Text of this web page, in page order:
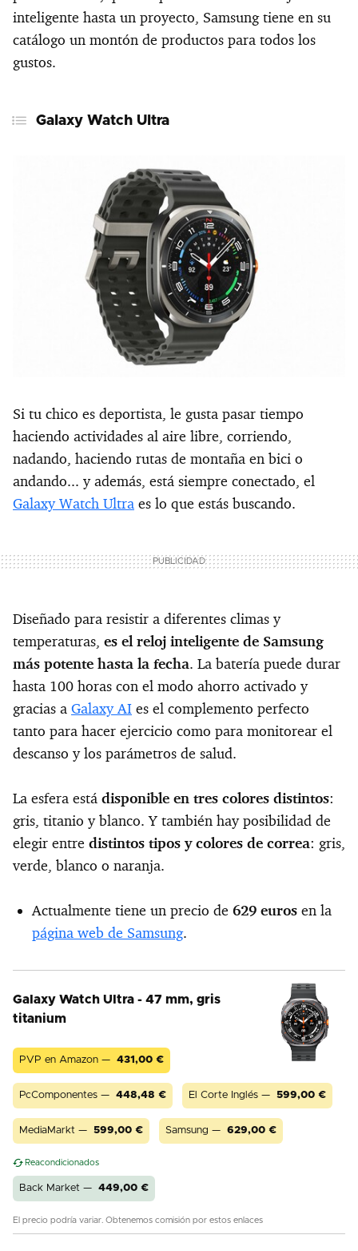
inteligente hasta un proyecto, Samsung tiene en su
catálogo un montón de productos para todos los
gustos.
Galaxy Watch Ultra
Si tu chico es deportista, le gusta pasar tiempo
haciendo actividades al aire libre, corriendo,
nadando, haciendo rutas de montaña en bici o
andando... y además, está siempre conectado, el
Galaxy Watch Ultra es lo que estás buscando.
Diseñado para resistir a diferentes climas y
temperaturas, es el reloj inteligente de Samsung
más potente hasta la fecha. La batería puede durar
hasta 100 horas con el modo ahorro activado y
gracias a Galaxy AI es el complemento perfecto
tanto para hacer ejercicio como para monitorear el
descanso y los parámetros de salud.
La esfera está disponible en tres colores distintos:
gris, titanio y blanco. Y también hay posibilidad de
elegir entre distintos tipos y colores de correa: gris,
verde, blanco o naranja.
Actualmente tiene un precio de 629 euros en la
página web de Samsung.
Galaxy Watch Ultra - 47 mm, gris
titanium
PVP en Amazon — 431,00 €
PcComponentes — 448,48 € El Corte Inglés — 599,00 €
MediaMarkt — 599,00 € Samsung — 629,00 €
Reacondicionados
Back Market — 449,00 €
El precio podría variar. Obtenemos comisión por estos enlaces